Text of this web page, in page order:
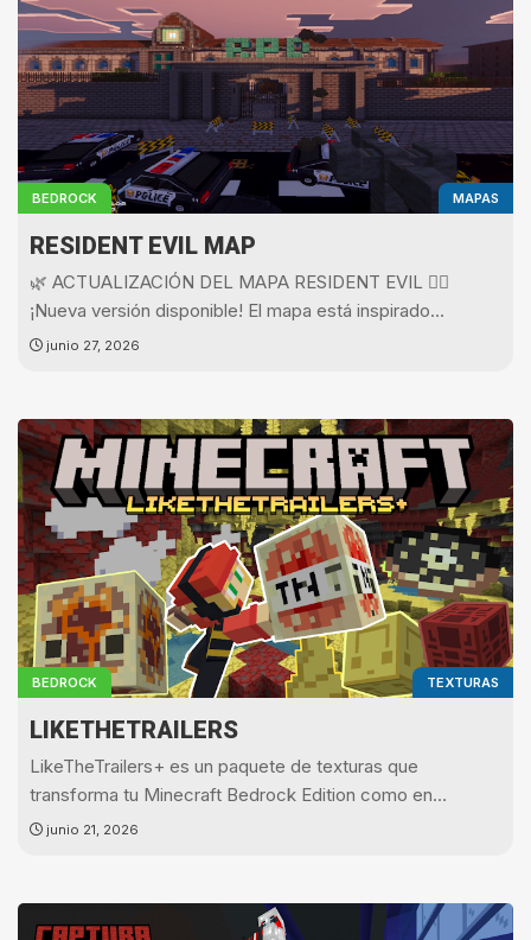
MAPAS
BEDROCK
RESIDENT EVIL MAP
🌿 ACTUALIZACIÓN DEL MAPA RESIDENT EVIL 🧟‍♂️
¡Nueva versión disponible! El mapa está inspirado…
junio 27, 2026
TEXTURAS
BEDROCK
LIKETHETRAILERS
LikeTheTrailers+ es un paquete de texturas que
transforma tu Minecraft Bedrock Edition como en…
junio 21, 2026